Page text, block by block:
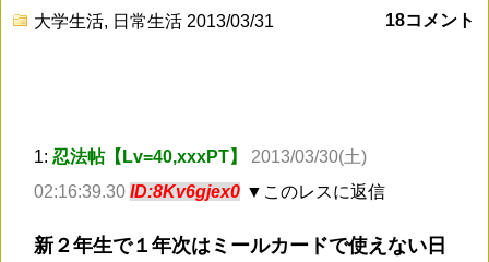
大学生活, 日常生活 2013/03/31 18コメント
1: 忍法帖【Lv=40,xxxPT】 2013/03/30(土)
02:16:39.30 ID:8Kv6gjex0 ▼このレスに返信
新２年生で１年次はミールカードで使えない日